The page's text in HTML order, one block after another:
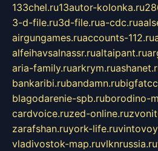
133chel.ru13autor-kolonka.ru
3-d-file.ru3d-file.rua-cdc.ru
airgungames.ruaccounts-112.ru
alfeihavsalnassr.rualtaipant.ru
aria-family.ruarkrym.ru
bankaribi.rubandamn.ru
blagodarenie-spb.ruborodino-
cardvoice.ruzed-online.ru
zarafshan.ruyork-life.ru
vladivostok-map.ruvlknrussia.ru